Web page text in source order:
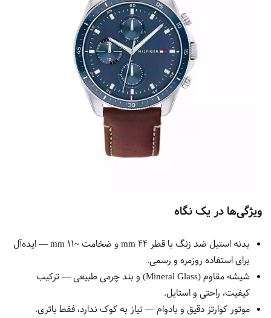
ویژگی‌ها در یک نگاه
بدنه استیل ضد زنگ با قطر 44 mm و ضخامت ~11 mm — ایده‌آل
برای استفاده روزمره و رسمی.
شیشه مقاوم (Mineral Glass) و بند چرمی طبیعی — ترکیب
کیفیت، راحتی و استایل.
موتور کوارتز دقیق و بادوام — نیاز به کوک ندارد، فقط باتری.